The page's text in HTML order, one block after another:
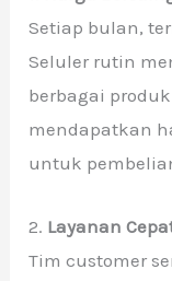
Setiap bulan,
Seluler rutin
berbagai
mendapatkan
untuk
2. Layanan
Tim customer